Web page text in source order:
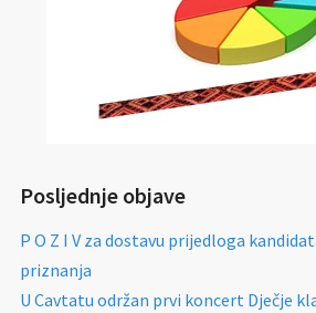
Posljednje objave
P O Z I V za dostavu prijedloga
priznanja
U Cavtatu održan prvi koncert Dječje